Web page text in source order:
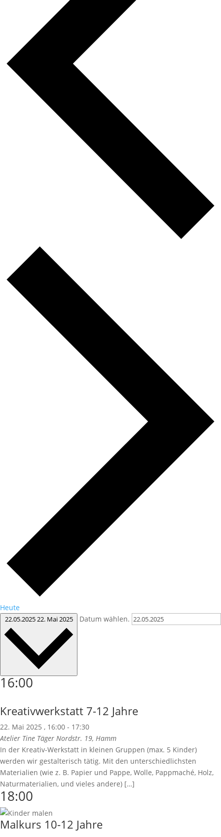
Heute
22.05.202522. Mai 2025 Datum wählen.
16:00
Kreativwerkstatt 7-12 Jahre
22. Mai 2025 , 16:00 - 17:30
Atelier Tine Täger Nordstr. 19, Hamm
In der Kreativ-Werkstatt in kleinen Gruppen (max. 5 Kinder)
werden wir gestalterisch tätig. Mit den unterschiedlichsten
Materialien (wie z. B. Papier und Pappe, Wolle, Pappmaché, Holz,
Naturmaterialien, und vieles andere) […]
18:00
Malkurs 10-12 Jahre